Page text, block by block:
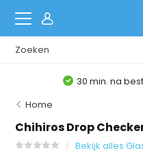
30 min. na
Home
Chihiros Drop
Bekijk alles